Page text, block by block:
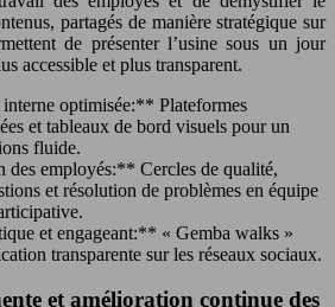
partagés de manière stratégique sur
de présenter l’usine sous un jour
accessible et plus transparent.
optimisée:** Plateformes
et tableaux de bord visuels pour un
fluide.
employés:** Cercles de qualité,
et résolution de problèmes en équipe
et engageant:** « Gemba walks »
transparente sur les réseaux sociaux.
et amélioration continue des